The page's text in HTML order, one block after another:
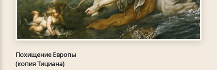
Похищение Европы
(копия Тициана)